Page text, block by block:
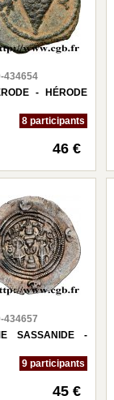
434654
- HÉRODE
8 participants
46 €
434657
SASSANIDE -
9 participants
45 €